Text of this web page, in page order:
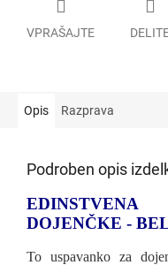
VPRAŠAJTE
Opis Razprava
Podroben opis
DOJENČKE -
To uspavanko za